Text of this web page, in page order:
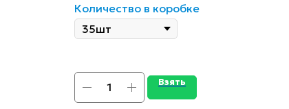
Количество в коробке
Взять